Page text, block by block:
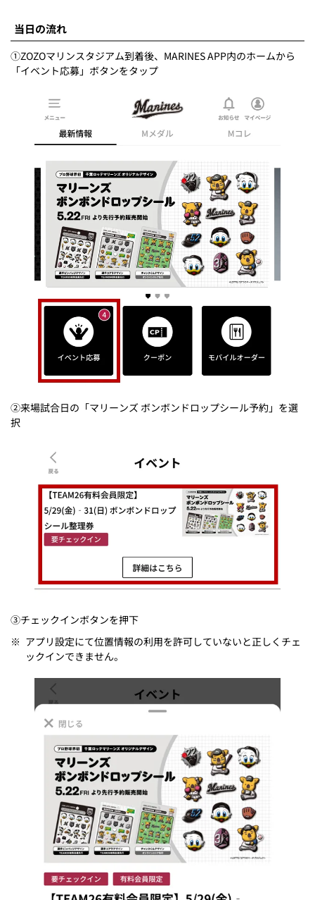
当日の流れ
①ZOZOマリンスタジアム到着後、MARINES APP内のホームから
「イベント応募」ボタンをタップ
②来場試合日の「マリーンズ ボンボンドロップシール予約」を選
択
③チェックインボタンを押下
※ アプリ設定にて位置情報の利用を許可していないと正しくチェ
ックインできません。